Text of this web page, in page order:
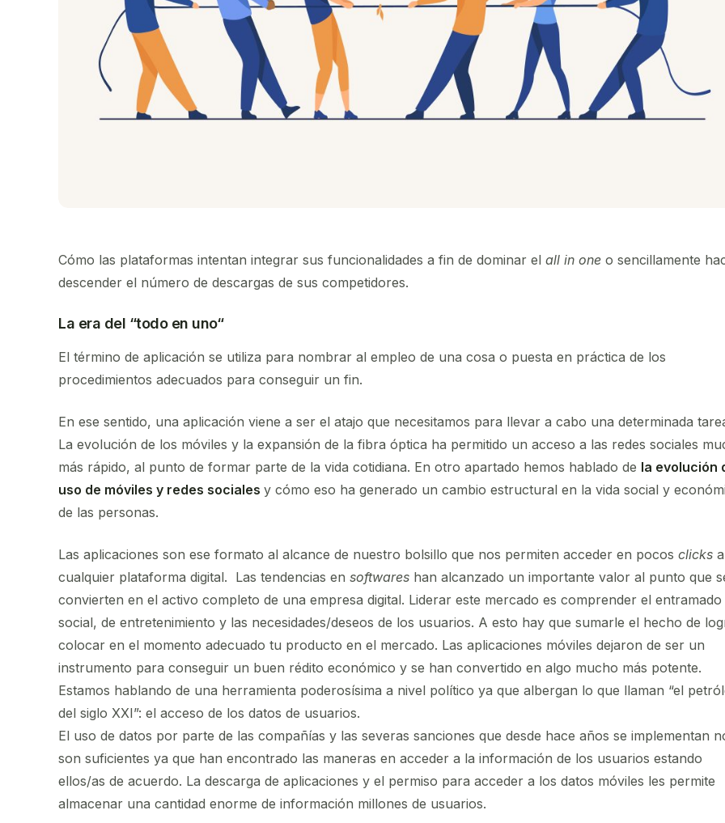
Cómo las plataformas intentan integrar sus funcionalidades a fin de dominar el all in one o sencillamente
descender el número de descargas de sus competidores.
La era del “todo en uno“
El término de aplicación se utiliza para nombrar al empleo de una cosa o puesta en práctica de los
procedimientos adecuados para conseguir un fin.
En ese sentido, una aplicación viene a ser el atajo que necesitamos para llevar a cabo una determinada
La evolución de los móviles y la expansión de la fibra óptica ha permitido un acceso a las redes sociales
más rápido, al punto de formar parte de la vida cotidiana. En otro apartado hemos hablado de la evolución
uso de móviles y redes sociales y cómo eso ha generado un cambio estructural en la vida social y
de las personas.
Las aplicaciones son ese formato al alcance de nuestro bolsillo que nos permiten acceder en pocos clicks a
cualquier plataforma digital. Las tendencias en softwares han alcanzado un importante valor al punto que
convierten en el activo completo de una empresa digital. Liderar este mercado es comprender el entramado
social, de entretenimiento y las necesidades/deseos de los usuarios. A esto hay que sumarle el hecho de
colocar en el momento adecuado tu producto en el mercado. Las aplicaciones móviles dejaron de ser un
instrumento para conseguir un buen rédito económico y se han convertido en algo mucho más potente.
Estamos hablando de una herramienta poderosísima a nivel político ya que albergan lo que llaman “el
del siglo XXI”: el acceso de los datos de usuarios.
El uso de datos por parte de las compañías y las severas sanciones que desde hace años se implementan
son suficientes ya que han encontrado las maneras en acceder a la información de los usuarios estando
ellos/as de acuerdo. La descarga de aplicaciones y el permiso para acceder a los datos móviles les permite
almacenar una cantidad enorme de información millones de usuarios.